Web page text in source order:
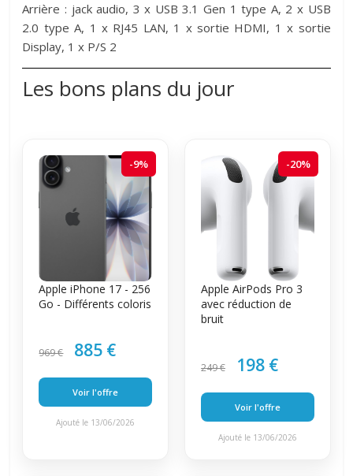
Arrière : jack audio, 3 x USB 3.1 Gen 1 type A, 2 x USB
2.0 type A, 1 x RJ45 LAN, 1 x sortie HDMI, 1 x sortie
Display, 1 x P/S 2
Les bons plans du jour
-9%
Apple iPhone 17 - 256
Go - Différents coloris
969 € 885 €
Voir l'offre
Ajouté le 13/06/2026
-20%
Apple AirPods Pro 3
avec réduction de
bruit
249 € 198 €
Voir l'offre
Ajouté le 13/06/2026